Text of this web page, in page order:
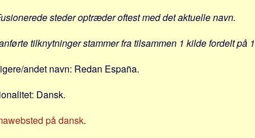
steder optræder oftest med det aktuelle navn.
tilknytninger stammer fra tilsammen 1 kilde fordelt på
andet navn: Redan España.
Dansk.
på dansk.